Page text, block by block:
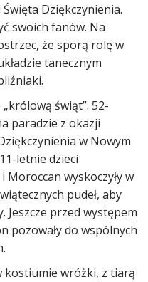
Dziękczynienia.
swoich fanów. Na
że sporą rolę w
tanecznym
świąt”. 52-
paradzie z okazji
w Nowym
letnie dzieci
wyskoczyły w
pudeł, aby
Jeszcze przed występem
pozowały do wspólnych
kostiumie wróżki, z tiarą